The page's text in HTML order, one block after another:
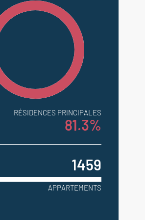
RÉSIDENCES PRINCIPALES
81.3%
1459
APPARTEMENTS